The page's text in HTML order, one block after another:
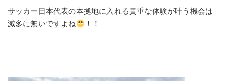
サッカー日本代表の本拠地に入れる貴重な体験が叶う機会は
滅多に無いですよね
！！